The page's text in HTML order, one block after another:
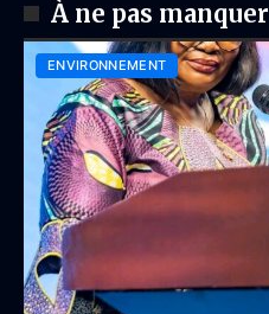
À ne pas manquer
ENVIRONNEMENT